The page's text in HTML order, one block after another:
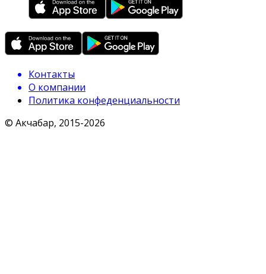
Контакты
О компании
Политика конфеденциальности
© Акчабар, 2015-2026